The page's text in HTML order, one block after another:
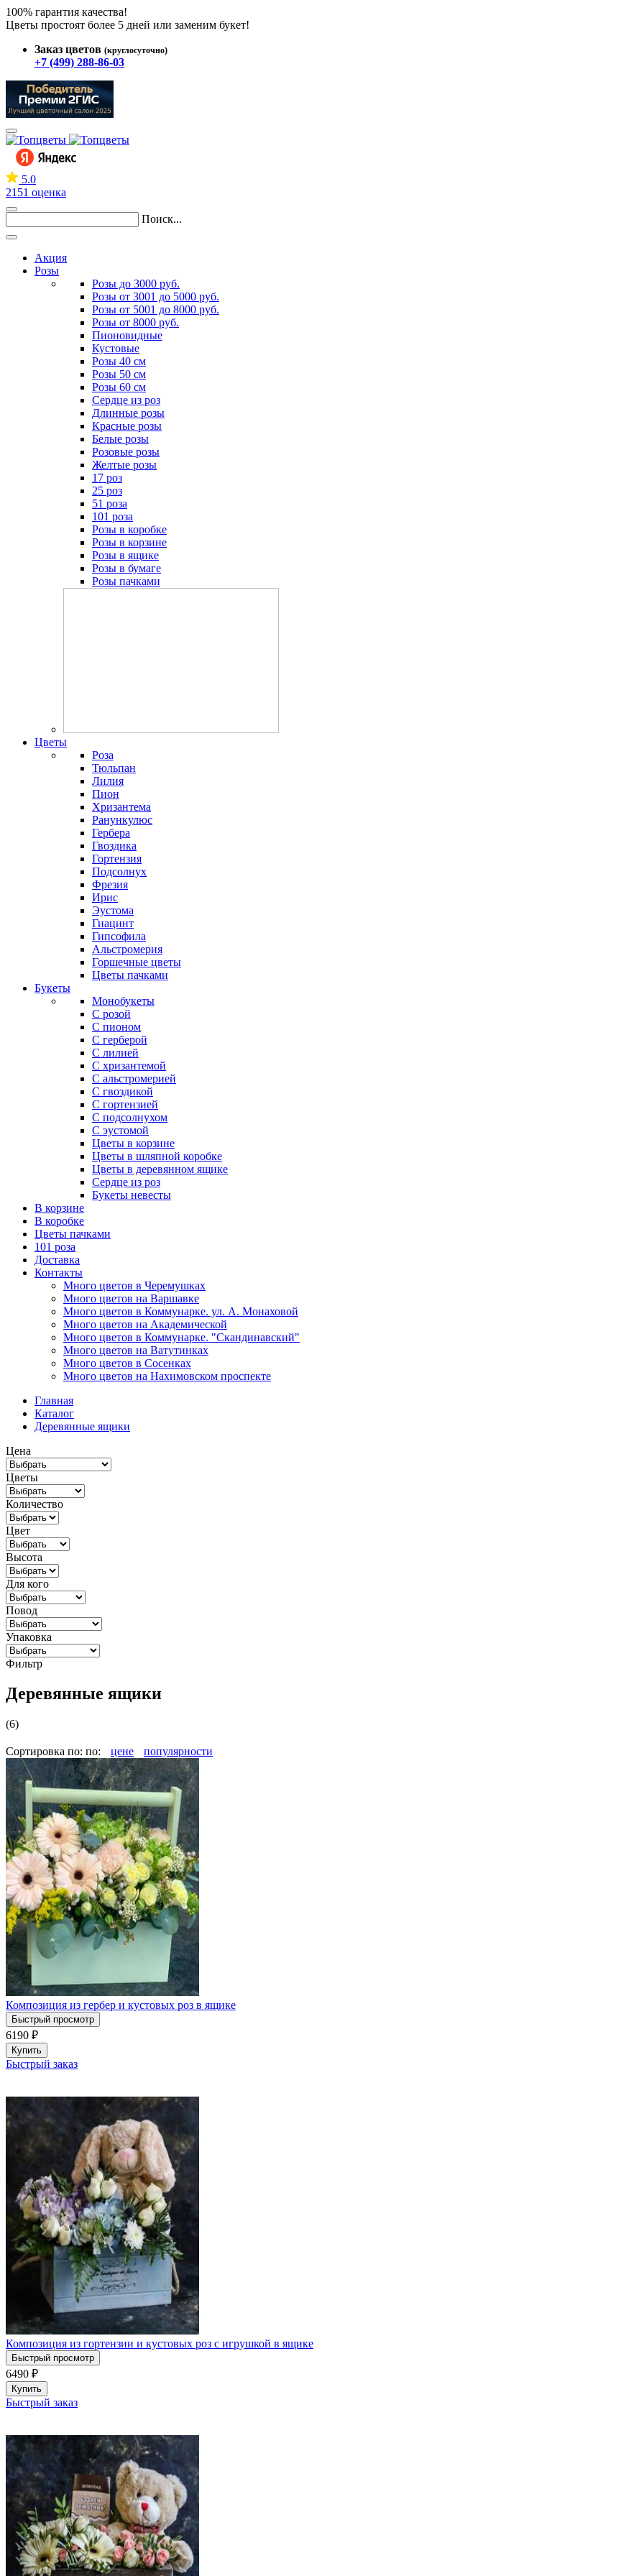
100% гарантия качества!
Цветы простоят более 5 дней или заменим букет!
Заказ цветов (круглосуточно)
+7 (499) 288-86-03
5.0
2151 оценка
Поиск...
Акция
Розы
Розы до 3000 руб.
Розы от 3001 до 5000 руб.
Розы от 5001 до 8000 руб.
Розы от 8000 руб.
Пионовидные
Кустовые
Розы 40 см
Розы 50 см
Розы 60 см
Сердце из роз
Длинные розы
Красные розы
Белые розы
Розовые розы
Желтые розы
17 роз
25 роз
51 роза
101 роза
Розы в коробке
Розы в корзине
Розы в ящике
Розы в бумаге
Розы пачками
Цветы
Роза
Тюльпан
Лилия
Пион
Хризантема
Ранункулюс
Гербера
Гвоздика
Гортензия
Подсолнух
Фрезия
Ирис
Эустома
Гиацинт
Гипсофила
Альстромерия
Горшечные цветы
Цветы пачками
Букеты
Монобукеты
С розой
С пионом
С герберой
С лилией
С хризантемой
С альстромерией
С гвоздикой
С гортензией
С подсолнухом
С эустомой
Цветы в корзине
Цветы в шляпной коробке
Цветы в деревянном ящике
Сердце из роз
Букеты невесты
В корзине
В коробке
Цветы пачками
101 роза
Доставка
Контакты
Много цветов в Черемушках
Много цветов на Варшавке
Много цветов в Коммунарке. ул. А. Монаховой
Много цветов на Академической
Много цветов в Коммунарке. "Скандинавский"
Много цветов на Ватутинках
Много цветов в Сосенках
Много цветов на Нахимовском проспекте
Главная
Каталог
Деревянные ящики
Цена
Цветы
Количество
Цвет
Высота
Для кого
Повод
Упаковка
Фильтр
Деревянные ящики
(6)
Сортировка по: по: цене популярности
Композиция из гербер и кустовых роз в ящике
Быстрый просмотр
6190 ₽
Купить
Быстрый заказ
Композиция из гортензии и кустовых роз с игрушкой в ящике
Быстрый просмотр
6490 ₽
Купить
Быстрый заказ